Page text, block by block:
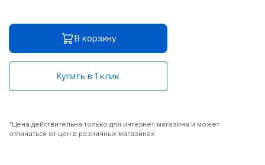
В корзину
Купить в 1 клик
*Цена действительна только для интернет-магазина и может
отличаться от цен в розничных магазинах